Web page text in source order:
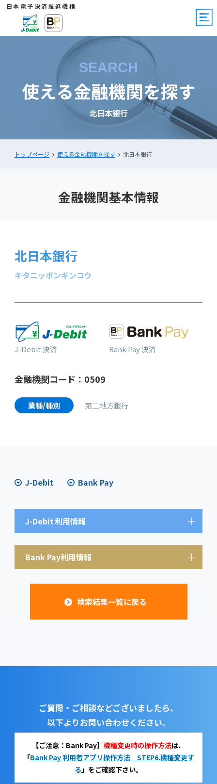
日本電子決済推進機構
SEARCH
使える金融機関を探す
北日本銀行
トップページ 使える金融機関を探す 北日本銀行
金融機関基本情報
北日本銀行
キタニッポンギンコウ
J-Debit 決済 Bank Pay 決済
金融機関コード：0509
業種/種別 第二地方銀行
J-Debit Bank Pay
J-Debit利用情報
Bank Pay利用情報
検索結果一覧に戻る
ご質問・ご相談などございましたら、
以下よりお問い合わせください。
【ご注意：Bank Pay】 機種変更時の操作方法は、
「Bank Pay 利用者アプリ操作方法 STEP6.機種変更す
る」をご確認下さい。